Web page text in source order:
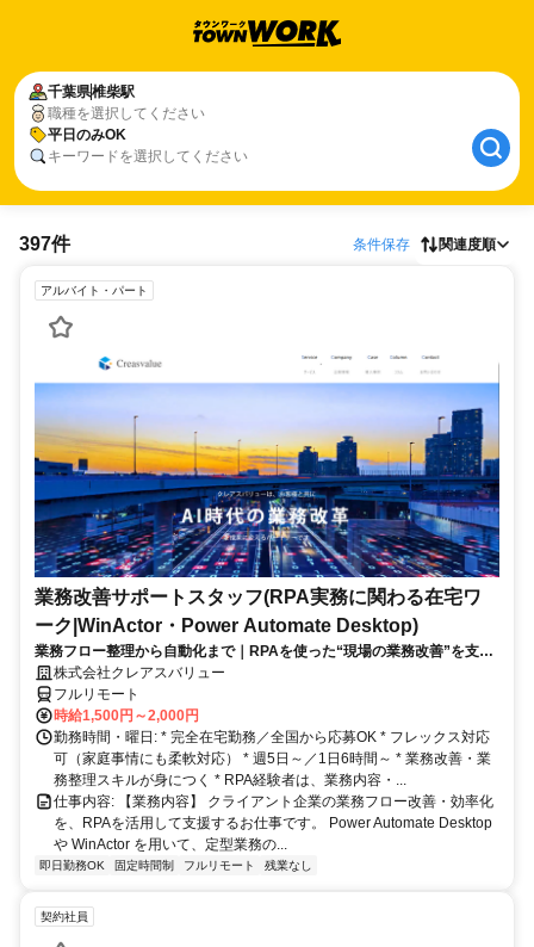
千葉県椎柴駅
職種を選択してください
平日のみOK
キーワードを選択してください
397件 条件保存 関連度順
アルバイト・パート
業務改善サポートスタッフ(RPA実務に関わる在宅ワ
ーク|WinActor・Power Automate Desktop)
業務フロー整理から自動化まで｜RPAを使った“現場の業務改善”を支え
る在宅ワーク｜週5日・1日6時間～
株式会社クレアスバリュー
フルリモート
時給1,500円～2,000円
勤務時間・曜日: * 完全在宅勤務／全国から応募OK * フレックス対応
可（家庭事情にも柔軟対応） * 週5日～／1日6時間～ * 業務改善・業
務整理スキルが身につく * RPA経験者は、業務内容・...
仕事内容: 【業務内容】 クライアント企業の業務フロー改善・効率化
を、RPAを活用して支援するお仕事です。 Power Automate Desktop
や WinActor を用いて、定型業務の...
即日勤務OK 固定時間制 フルリモート 残業なし
契約社員